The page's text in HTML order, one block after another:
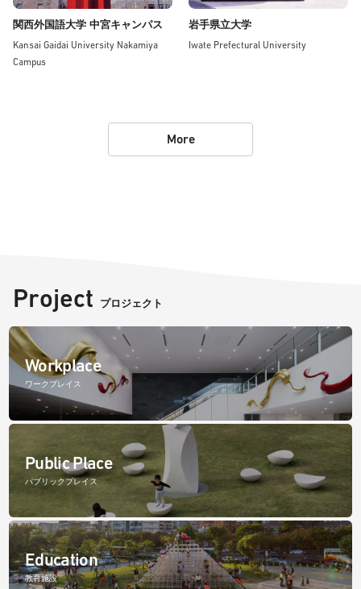
関西外国語大学 中宮キャンパス
Kansai Gaidai University Nakamiya
Campus
岩手県立大学
Iwate Prefectural University
More
Project プロジェクト
Workplace
ワークプレイス
Public Place
パブリックプレイス
Education
教育施設